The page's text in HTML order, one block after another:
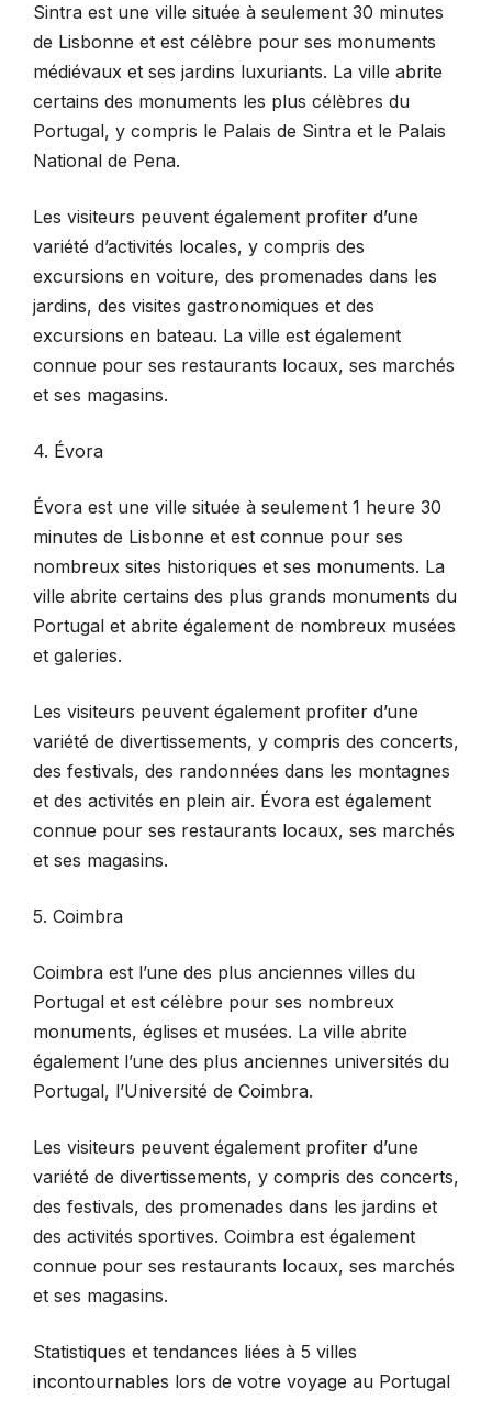
Sintra est une ville située à seulement 30 minutes
de Lisbonne et est célèbre pour ses monuments
médiévaux et ses jardins luxuriants. La ville abrite
certains des monuments les plus célèbres du
Portugal, y compris le Palais de Sintra et le Palais
National de Pena.
Les visiteurs peuvent également profiter d’une
variété d’activités locales, y compris des
excursions en voiture, des promenades dans les
jardins, des visites gastronomiques et des
excursions en bateau. La ville est également
connue pour ses restaurants locaux, ses marchés
et ses magasins.
4. Évora
Évora est une ville située à seulement 1 heure 30
minutes de Lisbonne et est connue pour ses
nombreux sites historiques et ses monuments. La
ville abrite certains des plus grands monuments du
Portugal et abrite également de nombreux musées
et galeries.
Les visiteurs peuvent également profiter d’une
variété de divertissements, y compris des concerts,
des festivals, des randonnées dans les montagnes
et des activités en plein air. Évora est également
connue pour ses restaurants locaux, ses marchés
et ses magasins.
5. Coimbra
Coimbra est l’une des plus anciennes villes du
Portugal et est célèbre pour ses nombreux
monuments, églises et musées. La ville abrite
également l’une des plus anciennes universités du
Portugal, l’Université de Coimbra.
Les visiteurs peuvent également profiter d’une
variété de divertissements, y compris des concerts,
des festivals, des promenades dans les jardins et
des activités sportives. Coimbra est également
connue pour ses restaurants locaux, ses marchés
et ses magasins.
Statistiques et tendances liées à 5 villes
incontournables lors de votre voyage au Portugal